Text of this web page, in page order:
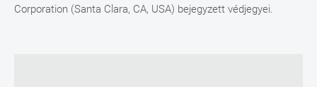
Corporation (Santa Clara, CA, USA) bejegyzett védjegyei.